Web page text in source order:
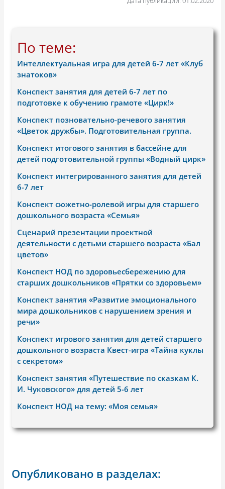
По теме:
Интеллектуальная игра для детей 6-7 лет «Клуб
знатоков»
Конспект занятия для детей 6-7 лет по
подготовке к обучению грамоте «Цирк!»
Конспект позновательно-речевого занятия
«Цветок дружбы». Подготовительная группа.
Конспект итогового занятия в бассейне для
детей подготовительной группы «Водный цирк»
Конспект интегрированного занятия для детей
6-7 лет
Конспект сюжетно-ролевой игры для старшего
дошкольного возраста «Семья»
Сценарий презентации проектной
деятельности с детьми старшего возраста «Бал
цветов»
Конспект НОД по здоровьесбережению для
старших дошкольников «Прятки со здоровьем»
Конспект занятия «Развитие эмоционального
мира дошкольников с нарушением зрения и
речи»
Конспект игрового занятия для детей старшего
дошкольного возраста Квест-игра «Тайна куклы
с секретом»
Конспект занятия «Путешествие по сказкам К.
И. Чуковского» для детей 5-6 лет
Конспект НОД на тему: «Моя семья»
Опубликовано в разделах: